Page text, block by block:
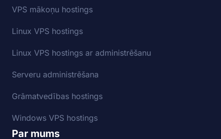
VPS mākoņu hostings
Linux VPS hostings
Linux VPS hostings ar administrēšanu
Serveru administrēšana
Grāmatvedības hostings
Windows VPS hostings
Par mums